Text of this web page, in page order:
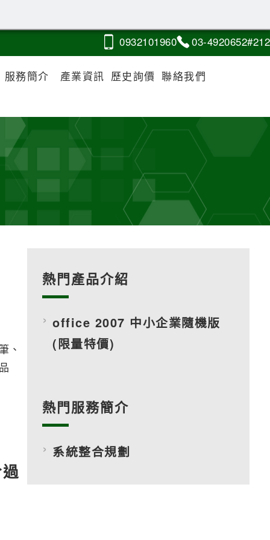
0932101960 03-4920652#212
服務簡介 產業資訊 歷史詢價 聯絡我們
、
熱門產品介紹
office 2007 中小企業隨機版
(限量特價)
熱門服務簡介
系統整合規劃